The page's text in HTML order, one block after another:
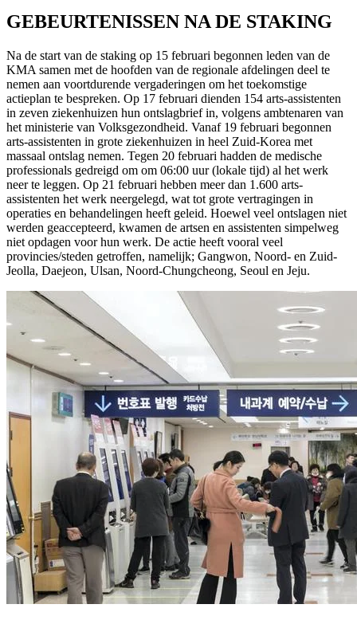
GEBEURTENISSEN NA DE STAKING
Na de start van de staking op 15 februari begonnen leden van de
KMA samen met de hoofden van de regionale afdelingen deel te
nemen aan voortdurende vergaderingen om het toekomstige
actieplan te bespreken. Op 17 februari dienden 154 arts-assistenten
in zeven ziekenhuizen hun ontslagbrief in, volgens ambtenaren van
het ministerie van Volksgezondheid. Vanaf 19 februari begonnen
arts-assistenten in grote ziekenhuizen in heel Zuid-Korea met
massaal ontslag nemen. Tegen 20 februari hadden de medische
professionals gedreigd om om 06:00 uur (lokale tijd) al het werk
neer te leggen. Op 21 februari hebben meer dan 1.600 arts-
assistenten het werk neergelegd, wat tot grote vertragingen in
operaties en behandelingen heeft geleid. Hoewel veel ontslagen niet
werden geaccepteerd, kwamen de artsen en assistenten simpelweg
niet opdagen voor hun werk. De actie heeft vooral veel
provincies/steden getroffen, namelijk; Gangwon, Noord- en Zuid-
Jeolla, Daejeon, Ulsan, Noord-Chungcheong, Seoul en Jeju.